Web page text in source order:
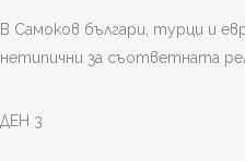
В Самоков българи, турци и
нетипични за съответната
ДЕН 3